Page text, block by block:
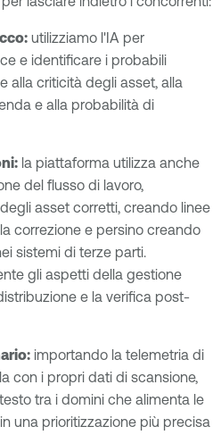
utilizziamo l'IA per
e identificare i probabili
alla criticità degli asset, alla
e alla probabilità di
la piattaforma utilizza anche
del flusso di lavoro,
asset corretti, creando linee
correzione e persino creando
sistemi di terze parti.
gli aspetti della gestione
e la verifica post-
importando la telemetria di
con i propri dati di scansione,
tra i domini che alimenta le
una prioritizzazione più precisa